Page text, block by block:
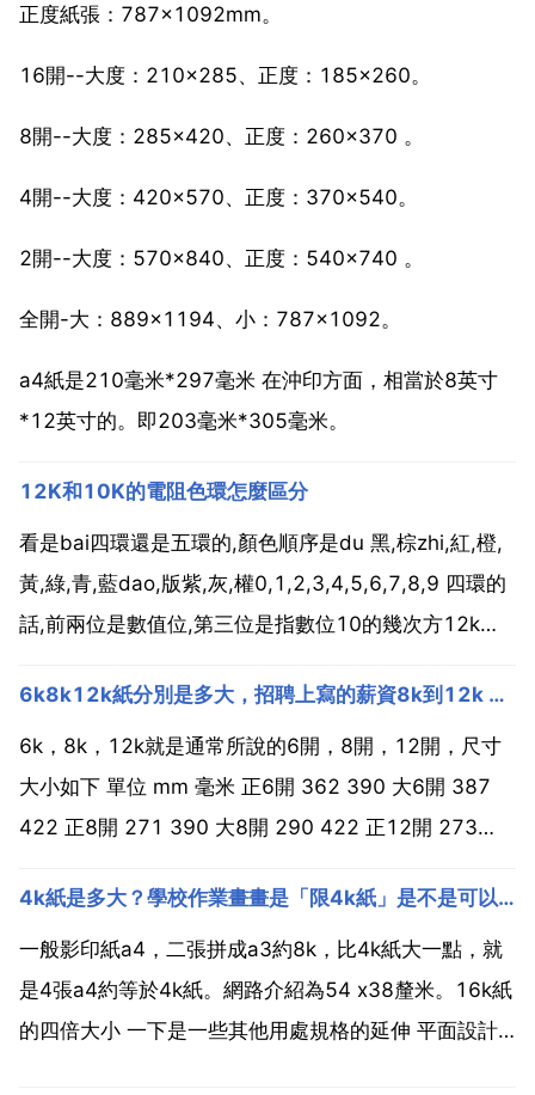
正度紙張：787×1092mm。
16開--大度：210×285、正度：185×260。
8開--大度：285×420、正度：260×370 。
4開--大度：420×570、正度：370×540。
2開--大度：570×840、正度：540×740 。
全開-大：889×1194、小：787×1092。
a4紙是210毫米*297毫米 在沖印方面，相當於8英寸
*12英寸的。即203毫米*305毫米。
12K和10K的電阻色環怎麼區分
看是bai四環還是五環的,顏色順序是du 黑,棕zhi,紅,橙,
黃,綠,青,藍dao,版紫,灰,權0,1,2,3,4,5,6,7,8,9 四環的
話,前兩位是數值位,第三位是指數位10的幾次方12k為
橙,最後一環表精度 或者說是溫度係數 五環的話,...
6k8k12k紙分別是多大，招聘上寫的薪資8k到12k 12薪是什麼意思？
6k，8k，12k就是通常所說的6開，8開，12開，尺寸
大小如下 單位 mm 毫米 正6開 362 390 大6開 387
422 正8開 271 390 大8開 290 422 正12開 273
開數 正度 尺寸 單位 ...
4k紙是多大？學校作業畫畫是「限4k紙」是不是可以用比它小的紙畫
一般影印紙a4，二張拼成a3約8k，比4k紙大一點，就
是4張a4約等於4k紙。網路介紹為54 x38釐米。16k紙
的四倍大小 一下是一些其他用處規格的延伸 平面設計